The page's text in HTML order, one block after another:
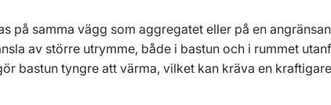
på samma vägg som aggregatet eller på en
av större utrymme, både i bastun och i rummet
bastun tyngre att värma, vilket kan kräva en